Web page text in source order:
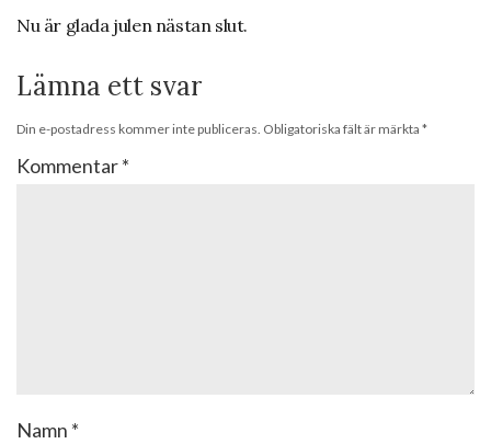
Nu är glada julen nästan slut.
Lämna ett svar
Din e-postadress kommer inte publiceras. Obligatoriska fält är märkta *
Kommentar*
Namn *